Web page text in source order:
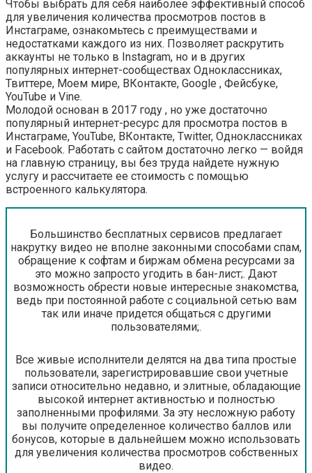
Чтобы выбрать для себя наиболее эффективный способ
для увеличения количества просмотров постов в
Инстаграме, ознакомьтесь с преимуществами и
недостатками каждого из них. Позволяет раскрутить
аккаунты не только в Instagram, но и в других
популярных интернет-сообществах Одноклассниках,
Твиттере, Моем мире, ВКонтакте, Google , Фейсбуке,
YouTube и Vine.
Молодой основан в 2017 году , но уже достаточно
популярный интернет-ресурс для просмотра постов в
Инстаграме, YouTube, ВКонтакте, Twitter, Одноклассниках
и Facebook. Работать с сайтом достаточно легко — войдя
на главную страницу, вы без труда найдете нужную
услугу и рассчитаете ее стоимость с помощью
встроенного калькулятора.
Большинство бесплатных сервисов предлагает
накрутку видео не вполне законными способами спам,
обращение к софтам и биржам обмена ресурсами за
это можно запросто угодить в бан-лист;. Дают
возможность обрести новые интересные знакомства,
ведь при постоянной работе с социальной сетью вам
так или иначе придется общаться с другими
пользователями;.
Все живые исполнители делятся на два типа простые
пользователи, зарегистрировавшие свои учетные
записи относительно недавно, и элитные, обладающие
высокой интернет активностью и полностью
заполненными профилями. За эту несложную работу
вы получите определенное количество баллов или
бонусов, которые в дальнейшем можно использовать
для увеличения количества просмотров собственных
видео.